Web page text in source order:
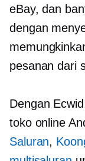
eBay, dan
dengan
pesanan dari
Dengan
toko online
Saluran,